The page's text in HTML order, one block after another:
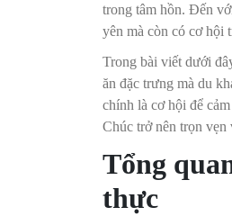
trong tâm hồn. Đến
yên mà còn có cơ hội
Trong bài viết dưới
ăn đặc trưng mà du
chính là cơ hội để
Chúc trở nên trọn vẹn
Tổng
thực